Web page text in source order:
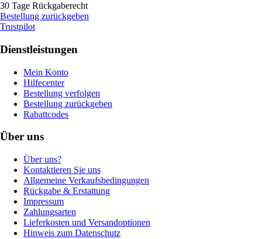
30 Tage Rückgaberecht
Bestellung zurückgeben
Trustpilot
Dienstleistungen
Mein Konto
Hilfecenter
Bestellung verfolgen
Bestellung zurückgeben
Rabattcodes
Über uns
Über uns?
Kontaktieren Sie uns
Allgemeine Verkaufsbedingungen
Rückgabe & Erstattung
Impressum
Zahlungsarten
Lieferkosten und Versandoptionen
Hinweis zum Datenschutz